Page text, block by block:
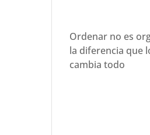
Ordenar no es
la diferencia que
cambia todo